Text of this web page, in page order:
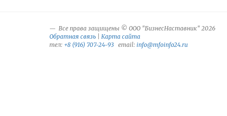
Все права защищены © ООО "БизнесНаставник" 2026
Обратная связь
Карта сайта
тел: +8 (916) 707-24-93 email: info@mfoinfo24.ru